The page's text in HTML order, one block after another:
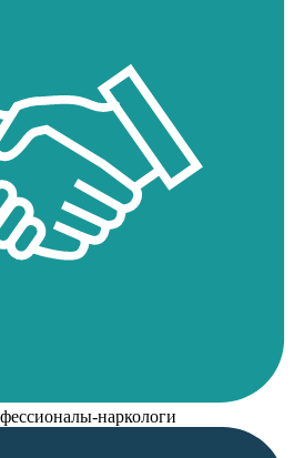
наркологи